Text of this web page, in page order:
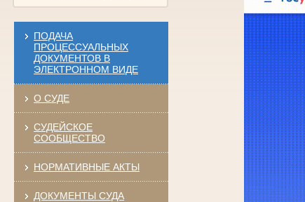
ПОДАЧА
ПРОЦЕССУАЛЬНЫХ
ДОКУМЕНТОВ В
ЭЛЕКТРОННОМ ВИДЕ
О СУДЕ
СУДЕЙСКОЕ
СООБЩЕСТВО
НОРМАТИВНЫЕ АКТЫ
ДОКУМЕНТЫ СУДА